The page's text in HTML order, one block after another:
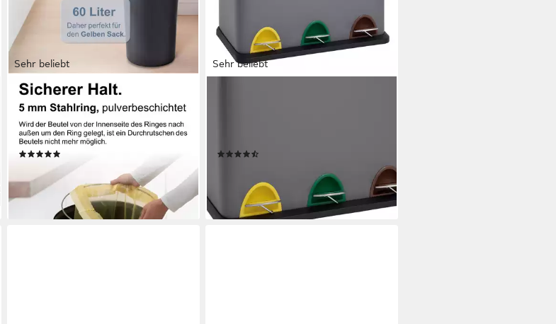
Sehr beliebt
KUEFA
Müllsackständer BSC 60L Mülleimer
Gelber Sack, inkl. Klemm-Ring, UV-
beständig
26,99 €
lieferbar - in 5-6 Werktagen bei dir
+2
Sehr beliebt
lieferbar - in 4-5 Werktagen bei dir